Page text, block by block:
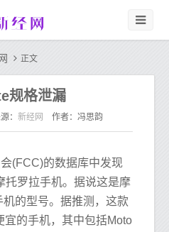
正文
规格泄漏
： 新经网 作者：冯思韵
(FCC)的数据库中发现
托罗拉手机。据说这是摩
的型号。据推测，这款
的手机，其中包括Moto